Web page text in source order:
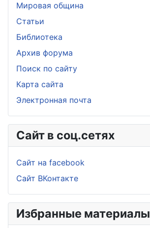
Мировая община
Статьи
Библиотека
Архив форума
Поиск по сайту
Карта сайта
Электронная почта
Сайт в соц.сетях
Сайт на facebook
Сайт ВКонтакте
Избранные материалы